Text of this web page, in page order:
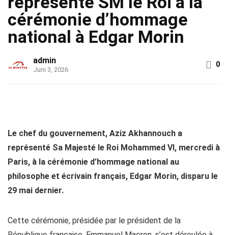
cérémonie d’hommage
national à Edgar Morin
admin
Juni 3, 2026
0
Le chef du gouvernement, Aziz Akhannouch a
représenté Sa Majesté le Roi Mohammed VI, mercredi à
Paris, à la cérémonie d’hommage national au
philosophe et écrivain français, Edgar Morin, disparu le
29 mai dernier.
Cette cérémonie, présidée par le président de la